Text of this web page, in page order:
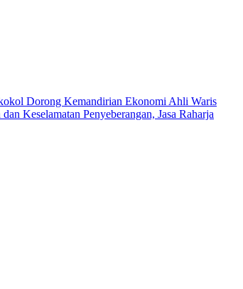
Dorong Kemandirian Ekonomi Ahli Waris
Keselamatan Penyeberangan, Jasa Raharja